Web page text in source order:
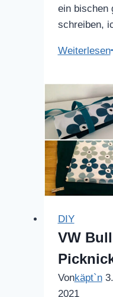
ein bischen
schreiben,
Weiterlesen
DIY
VW
Vonkäpt`n
2021